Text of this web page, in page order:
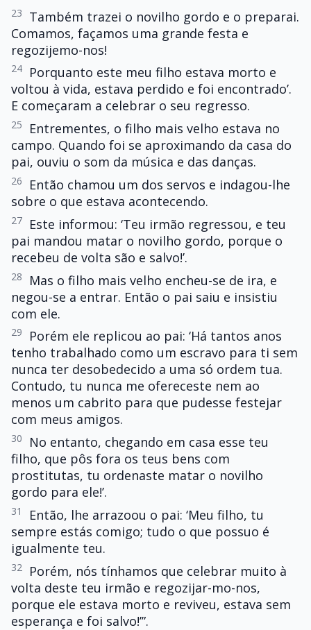
23
Também trazei o novilho gordo e o preparai.
Comamos, façamos uma grande festa e
regozijemo-nos!
24
Porquanto este meu filho estava morto e
voltou à vida, estava perdido e foi encontrado’.
E começaram a celebrar o seu regresso.
25
Entrementes, o filho mais velho estava no
campo. Quando foi se aproximando da casa do
pai, ouviu o som da música e das danças.
26
Então chamou um dos servos e indagou-lhe
sobre o que estava acontecendo.
27
Este informou: ‘Teu irmão regressou, e teu
pai mandou matar o novilho gordo, porque o
recebeu de volta são e salvo!’.
28
Mas o filho mais velho encheu-se de ira, e
negou-se a entrar. Então o pai saiu e insistiu
com ele.
29
Porém ele replicou ao pai: ‘Há tantos anos
tenho trabalhado como um escravo para ti sem
nunca ter desobedecido a uma só ordem tua.
Contudo, tu nunca me ofereceste nem ao
menos um cabrito para que pudesse festejar
com meus amigos.
30
No entanto, chegando em casa esse teu
filho, que pôs fora os teus bens com
prostitutas, tu ordenaste matar o novilho
gordo para ele!’.
31
Então, lhe arrazoou o pai: ‘Meu filho, tu
sempre estás comigo; tudo o que possuo é
igualmente teu.
32
Porém, nós tínhamos que celebrar muito à
volta deste teu irmão e regozijar-mo-nos,
porque ele estava morto e reviveu, estava sem
esperança e foi salvo!’”.